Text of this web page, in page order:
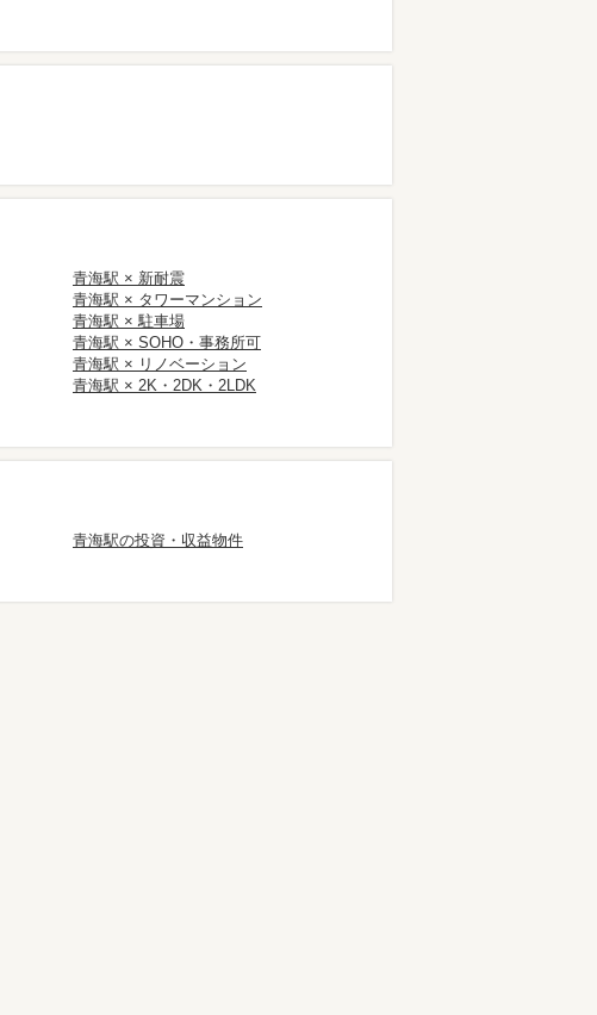
青海駅 × 新耐震
青海駅 × タワーマンション
青海駅 × 駐車場
青海駅 × SOHO・事務所可
青海駅 × リノベーション
青海駅 × 2K・2DK・2LDK
青海駅の投資・収益物件